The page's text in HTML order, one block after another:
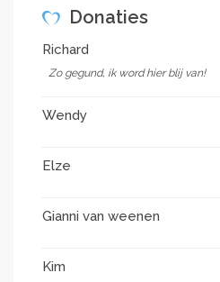
Donaties
Richard
Zo gegund, ik word hier blij van!
Wendy
Elze
Gianni van weenen
Kim